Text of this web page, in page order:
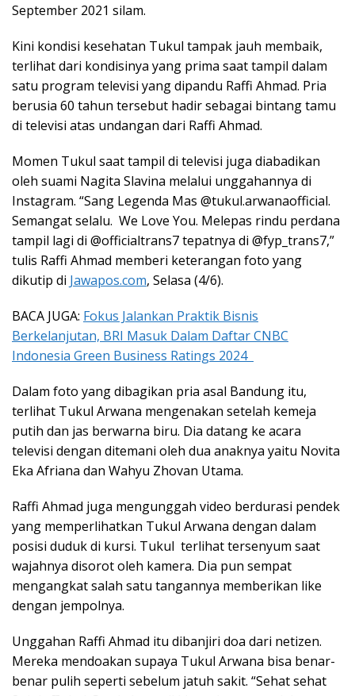
September 2021 silam.
Kini kondisi kesehatan Tukul tampak jauh membaik,
terlihat dari kondisinya yang prima saat tampil dalam
satu program televisi yang dipandu Raffi Ahmad. Pria
berusia 60 tahun tersebut hadir sebagai bintang tamu
di televisi atas undangan dari Raffi Ahmad.
Momen Tukul saat tampil di televisi juga diabadikan
oleh suami Nagita Slavina melalui unggahannya di
Instagram. “Sang Legenda Mas @tukul.arwanaofficial.
Semangat selalu. We Love You. Melepas rindu perdana
tampil lagi di @officialtrans7 tepatnya di @fyp_trans7,”
tulis Raffi Ahmad memberi keterangan foto yang
dikutip di Jawapos.com, Selasa (4/6).
BACA JUGA: Fokus Jalankan Praktik Bisnis
Berkelanjutan, BRI Masuk Dalam Daftar CNBC
Indonesia Green Business Ratings 2024
Dalam foto yang dibagikan pria asal Bandung itu,
terlihat Tukul Arwana mengenakan setelah kemeja
putih dan jas berwarna biru. Dia datang ke acara
televisi dengan ditemani oleh dua anaknya yaitu Novita
Eka Afriana dan Wahyu Zhovan Utama.
Raffi Ahmad juga mengunggah video berdurasi pendek
yang memperlihatkan Tukul Arwana dengan dalam
posisi duduk di kursi. Tukul terlihat tersenyum saat
wajahnya disorot oleh kamera. Dia pun sempat
mengangkat salah satu tangannya memberikan like
dengan jempolnya.
Unggahan Raffi Ahmad itu dibanjiri doa dari netizen.
Mereka mendoakan supaya Tukul Arwana bisa benar-
benar pulih seperti sebelum jatuh sakit. “Sehat sehat